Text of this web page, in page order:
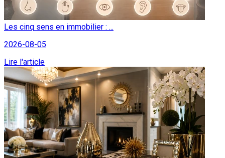
Les cinq sens en immobilier : ...
2026-08-05
Lire l'article